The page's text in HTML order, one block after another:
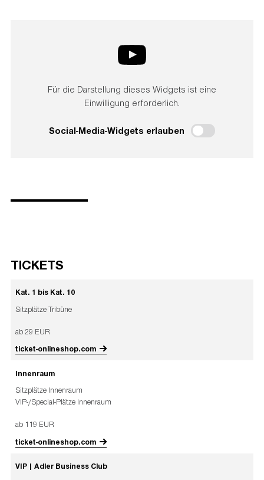
Für die Darstellung dieses Widgets ist eine
Einwilligung erforderlich.
Social-Media-Widgets erlauben
TICKETS
Kat. 1 bis Kat. 10
Sitzplätze Tribüne
ab 29 EUR
ticket-onlineshop.com
Innenraum
Sitzplätze Innenraum
VIP-/Special-Plätze Innenraum
ab 119 EUR
ticket-onlineshop.com
VIP | Adler Business Club